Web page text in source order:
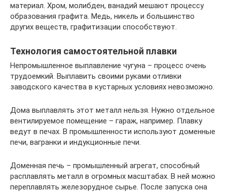
материал. Хром, молибден, ванадий мешают процессу
образования графита. Медь, никель и большинство
других веществ, графитизации способствуют.
Технология самостоятельной плавки
Непромышленное выплавление чугуна – процесс очень
трудоемкий. Выплавить своими руками отливки
заводского качества в кустарных условиях невозможно.
Дома выплавлять этот металл нельзя. Нужно отдельное
вентилируемое помещение – гараж, например. Плавку
ведут в печах. В промышленности используют доменные
печи, вагранки и индукционные печи.
Доменная печь – промышленный агрегат, способный
расплавлять металл в огромных масштабах. В ней можно
переплавлять железорудное сырье. После запуска она